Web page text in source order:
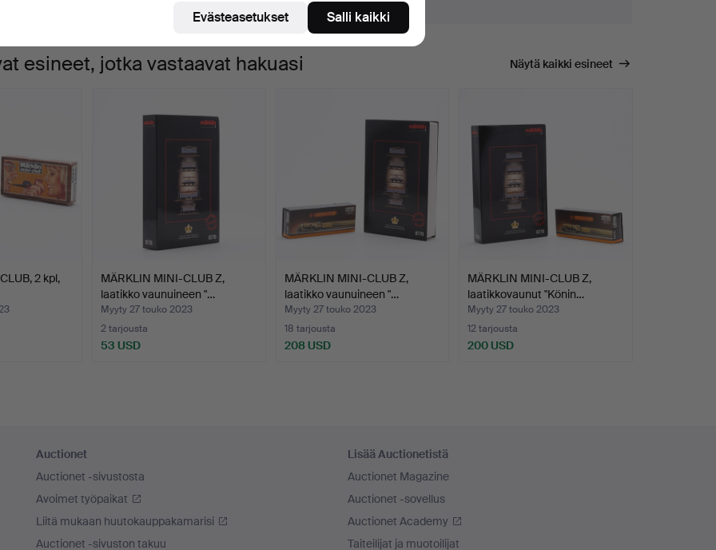
esineet, jotka vastaavat hakuasi Näytä kaikki esineet
2 kpl,
MÄRKLIN MINI-CLUB Z,
laatikko vaunuineen "…
Myyty 27 touko 2023
2 tarjousta
53 USD
MÄRKLIN MINI-CLUB Z,
laatikko vaunuineen "…
Myyty 27 touko 2023
18 tarjousta
208 USD
MÄRKLIN MINI-CLUB Z,
laatikkovaunut "Könin…
Myyty 27 touko 2023
12 tarjousta
200 USD
Auctionet
Auctionet -sivustosta
Avoimet työpaikat
Liitä mukaan huutokauppakamarisi
Auctionet -sivuston takuu
Lisää Auctionetistä
Auctionet Magazine
Auctionet -sovellus
Auctionet Academy
Taiteilijat ja muotoilijat
Evästeasetukset Salli kaikki